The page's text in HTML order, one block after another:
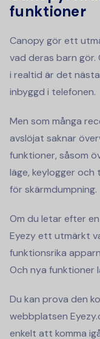
funktioner
Canopy gör ett
vad deras barn gör.
i realtid är det
inbyggd i telefonen.
Men som många
avslöjat saknar
funktioner, såsom
läge, keylogger
för skärmdumpning.
Om du letar efter
Eyezy ett utmärkt
funktionsrika
Och nya funktioner
Du kan prova den
webbplatsen
enkelt att komma